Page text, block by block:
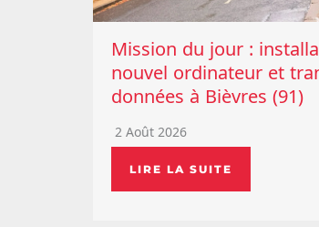
Mission du jour :
nouvel ordinateur et
données à Bièvres (91)
2 Août 2026
LIRE LA SUITE